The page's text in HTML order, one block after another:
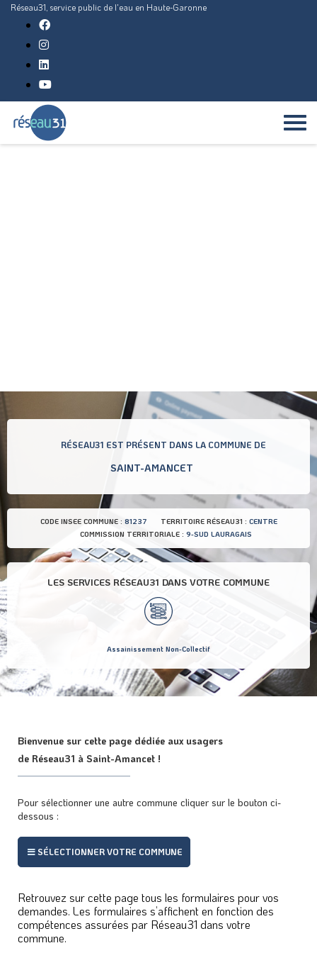
Réseau31, service public de l'eau en Haute-Garonne
RÉSEAU31 EST PRÉSENT DANS LA COMMUNE DE
SAINT-AMANCET
CODE INSEE COMMUNE : 81237 TERRITOIRE RÉSEAU31 : CENTRE
COMMISSION TERRITORIALE : 9-SUD LAURAGAIS
LES SERVICES RÉSEAU31 DANS VOTRE COMMUNE
Assainissement Non-Collectif
Bienvenue sur cette page dédiée aux usagers
de Réseau31 à Saint-Amancet !
Pour sélectionner une autre commune cliquer sur le bouton ci-
dessous :
SÉLECTIONNER VOTRE COMMUNE
Retrouvez sur cette page tous les formulaires pour vos
demandes. Les formulaires s’affichent en fonction des
compétences assurées par Réseau31 dans votre
commune.